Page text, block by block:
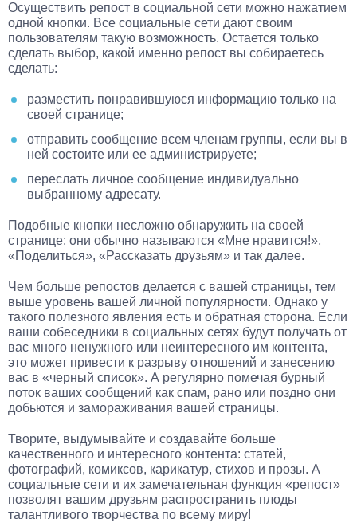
Осуществить репост в социальной сети можно нажатием
одной кнопки. Все социальные сети дают своим
пользователям такую возможность. Остается только
сделать выбор, какой именно репост вы собираетесь
сделать:
разместить понравившуюся информацию только на
своей странице;
отправить сообщение всем членам группы, если вы в
ней состоите или ее администрируете;
переслать личное сообщение индивидуально
выбранному адресату.
Подобные кнопки несложно обнаружить на своей
странице: они обычно называются «Мне нравится!»,
«Поделиться», «Рассказать друзьям» и так далее.
Чем больше репостов делается с вашей страницы, тем
выше уровень вашей личной популярности. Однако у
такого полезного явления есть и обратная сторона. Если
ваши собеседники в социальных сетях будут получать от
вас много ненужного или неинтересного им контента,
это может привести к разрыву отношений и занесению
вас в «черный список». А регулярно помечая бурный
поток ваших сообщений как спам, рано или поздно они
добьются и замораживания вашей страницы.
Творите, выдумывайте и создавайте больше
качественного и интересного контента: статей,
фотографий, комиксов, карикатур, стихов и прозы. А
социальные сети и их замечательная функция «репост»
позволят вашим друзьям распространить плоды
талантливого творчества по всему миру!